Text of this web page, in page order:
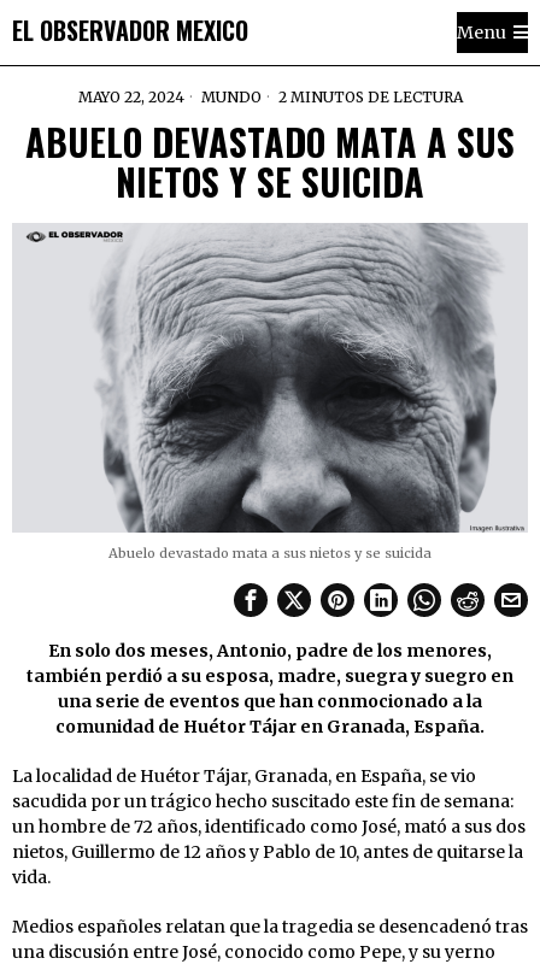
EL OBSERVADOR MEXICO Menu
MAYO 22, 2024 MUNDO 2 MINUTOS DE LECTURA
ABUELO DEVASTADO MATA A SUS
NIETOS Y SE SUICIDA
Abuelo devastado mata a sus nietos y se suicida
En solo dos meses, Antonio, padre de los menores,
también perdió a su esposa, madre, suegra y suegro en
una serie de eventos que han conmocionado a la
comunidad de Huétor Tájar en Granada, España.
La localidad de Huétor Tájar, Granada, en España, se vio
sacudida por un trágico hecho suscitado este fin de semana:
un hombre de 72 años, identificado como José, mató a sus dos
nietos, Guillermo de 12 años y Pablo de 10, antes de quitarse la
vida.
Medios españoles relatan que la tragedia se desencadenó tras
una discusión entre José, conocido como Pepe, y su yerno